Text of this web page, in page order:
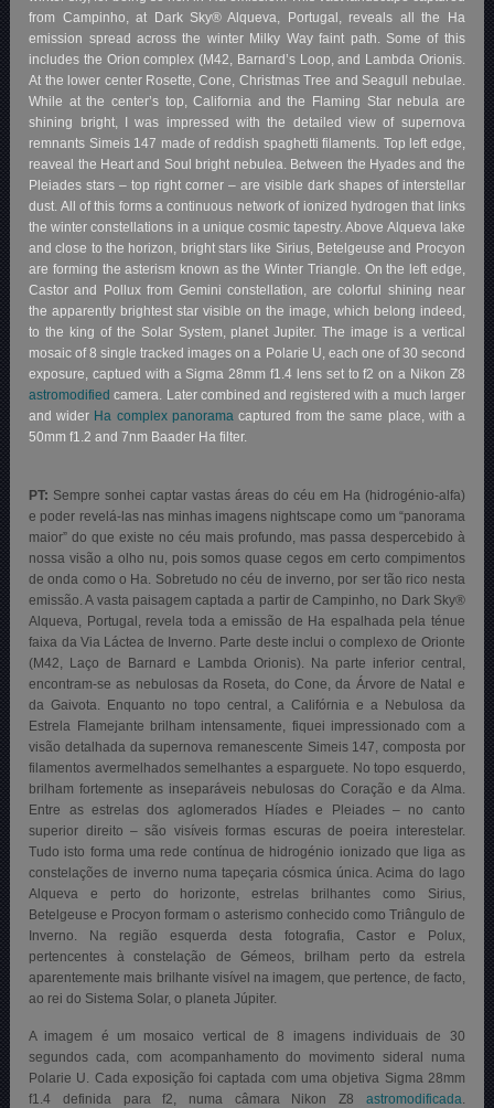
from Campinho, at Dark Sky® Alqueva, Portugal, reveals all the Ha
emission spread across the winter Milky Way faint path. Some of this
includes the Orion complex (M42, Barnard’s Loop, and Lambda Orionis.
At the lower center Rosette, Cone, Christmas Tree and Seagull nebulae.
While at the center’s top, California and the Flaming Star nebula are
shining bright, I was impressed with the detailed view of supernova
remnants Simeis 147 made of reddish spaghetti filaments. Top left edge,
reaveal the Heart and Soul bright nebulea. Between the Hyades and the
Pleiades stars – top right corner – are visible dark shapes of interstellar
dust. All of this forms a continuous network of ionized hydrogen that links
the winter constellations in a unique cosmic tapestry. Above Alqueva lake
and close to the horizon, bright stars like Sirius, Betelgeuse and Procyon
are forming the asterism known as the Winter Triangle. On the left edge,
Castor and Pollux from Gemini constellation, are colorful shining near
the apparently brightest star visible on the image, which belong indeed,
to the king of the Solar System, planet Jupiter. The image is a vertical
mosaic of 8 single tracked images on a Polarie U, each one of 30 second
exposure, captued with a Sigma 28mm f1.4 lens set to f2 on a Nikon Z8
astromodified camera. Later combined and registered with a much larger
and wider Ha complex panorama captured from the same place, with a
50mm f1.2 and 7nm Baader Ha filter.
PT: Sempre sonhei captar vastas áreas do céu em Ha (hidrogénio-alfa)
e poder revelá-las nas minhas imagens nightscape como um “panorama
maior” do que existe no céu mais profundo, mas passa despercebido à
nossa visão a olho nu, pois somos quase cegos em certo compimentos
de onda como o Ha. Sobretudo no céu de inverno, por ser tão rico nesta
emissão. A vasta paisagem captada a partir de Campinho, no Dark Sky®
Alqueva, Portugal, revela toda a emissão de Ha espalhada pela ténue
faixa da Via Láctea de Inverno. Parte deste inclui o complexo de Orionte
(M42, Laço de Barnard e Lambda Orionis). Na parte inferior central,
encontram-se as nebulosas da Roseta, do Cone, da Árvore de Natal e
da Gaivota. Enquanto no topo central, a Califórnia e a Nebulosa da
Estrela Flamejante brilham intensamente, fiquei impressionado com a
visão detalhada da supernova remanescente Simeis 147, composta por
filamentos avermelhados semelhantes a esparguete. No topo esquerdo,
brilham fortemente as inseparáveis nebulosas do Coração e da Alma.
Entre as estrelas dos aglomerados Híades e Pleiades – no canto
superior direito – são visíveis formas escuras de poeira interestelar.
Tudo isto forma uma rede contínua de hidrogénio ionizado que liga as
constelações de inverno numa tapeçaria cósmica única. Acima do lago
Alqueva e perto do horizonte, estrelas brilhantes como Sirius,
Betelgeuse e Procyon formam o asterismo conhecido como Triângulo de
Inverno. Na região esquerda desta fotografia, Castor e Polux,
pertencentes à constelação de Gémeos, brilham perto da estrela
aparentemente mais brilhante visível na imagem, que pertence, de facto,
ao rei do Sistema Solar, o planeta Júpiter.
A imagem é um mosaico vertical de 8 imagens individuais de 30
segundos cada, com acompanhamento do movimento sideral numa
Polarie U. Cada exposição foi captada com uma objetiva Sigma 28mm
f1.4 definida para f2, numa câmara Nikon Z8 astromodificada